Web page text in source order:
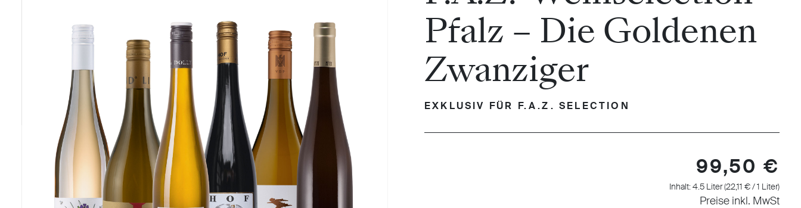
Pfalz – Die Goldenen
Zwanziger
EXKLUSIV FÜR F.A.Z. SELECTION
99,50 €
Inhalt:4.5 Liter(22,11 € / 1 Liter)
Preise inkl. MwSt